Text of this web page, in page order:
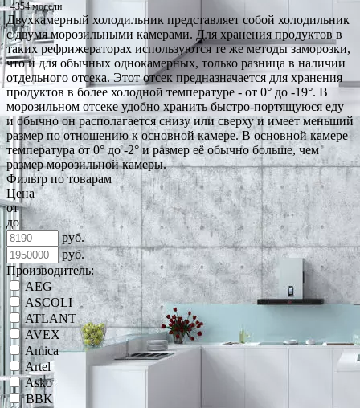
4354 модели
Двухкамерный холодильник представляет собой холодильник
с двумя морозильными камерами. Для хранения продуктов в
таких рефрижераторах используются те же методы заморозки,
что и для обычных однокамерных, только разница в наличии
отдельного отсека. Этот отсек предназначается для хранения
продуктов в более холодной температуре - от 0° до -19°. В
морозильном отсеке удобно хранить быстро-портящуюся еду
и обычно он располагается снизу или сверху и имеет меньший
размер по отношению к основной камере. В основной камере
температура от 0° до -2° и размер её обычно больше, чем
размер морозильной камеры.
Фильтр по товарам
Цена
от
до
руб.
руб.
Производитель:
AEG
ASCOLI
ATLANT
AVEX
Amica
Artel
Asko
BBK